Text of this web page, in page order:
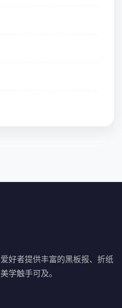
好者提供丰富的黑板报、折纸
学触手可及。